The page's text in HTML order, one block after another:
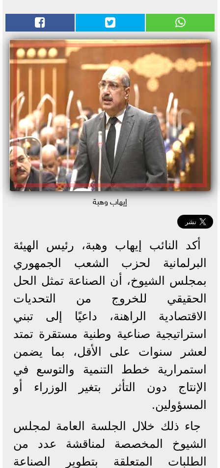
إيهاب وهبة
أكد النائب إيهاب وهبة، رئيس الهيئة
البرلمانية لحزب الشعب الجمهوري
بمجلس الشيوخ، أن الصناعة تمثل الحل
الحقيقي للخروج من التحديات
الاقتصادية الراهنة، داعيًا إلى تبني
استراتيجية صناعية وطنية مستقرة تمتد
لعشر سنوات على الأقل، بما يضمن
استمرارية خطط التنمية والتوسع في
الإنتاج دون التأثر بتغير الوزراء أو
المسؤولين.
جاء ذلك خلال الجلسة العامة لمجلس
الشيوخ المخصصة لمناقشة عدد من
الطلبات المتعلقة بتطوير الصناعة